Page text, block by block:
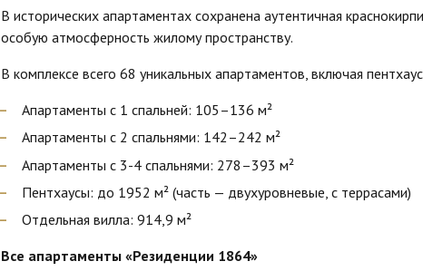
В исторических апартаментах сохранена аутентичная
особую атмосферность жилому пространству.
В комплексе всего 68 уникальных апартаментов, включая
Апартаменты с 1 спальней: 105–136 м²
Апартаменты с 2 спальнями: 142–242 м²
Апартаменты с 3-4 спальнями: 278–393 м²
Пентхаусы: до 1952 м² (часть — двухуровневые, с террасами)
Отдельная вилла: 914,9 м²
Все апартаменты «Резиденции 1864»